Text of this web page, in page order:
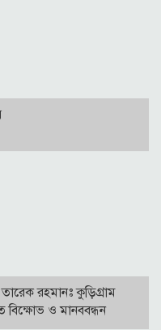
রহমানঃ কুড়িগ্রাম
বিক্ষোভ ও মানববন্ধন